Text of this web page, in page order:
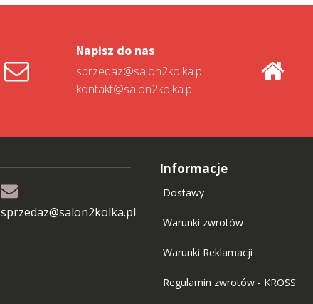
Napisz do nas
sprzedaz@salon2kolka.pl
kontakt@salon2kolka.pl
sprzedaz@salon2kolka.pl
Informacje
Dostawy
Warunki zwrotów
Warunki Reklamacji
Regulamin zwrotów - KROSS